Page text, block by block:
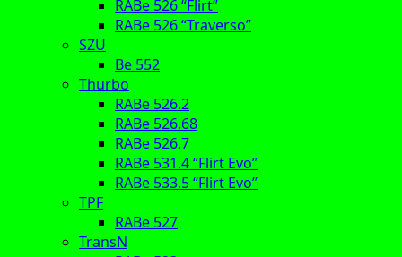
RABe 526 “Flirt”
RABe 526 “Traverso”
SZU
Be 552
Thurbo
RABe 526.2
RABe 526.68
RABe 526.7
RABe 531.4 “Flirt Evo”
RABe 533.5 “Flirt Evo”
TPF
RABe 527
TransN